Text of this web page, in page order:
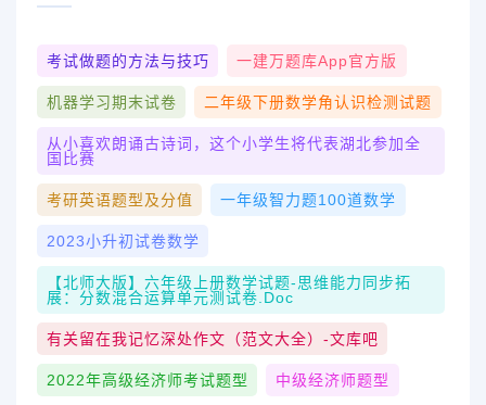
考试做题的方法与技巧 一建万题库app官方版
机器学习期末试卷 二年级下册数学角认识检测试题
从小喜欢朗诵古诗词，这个小学生将代表湖北参加全
国比赛
考研英语题型及分值 一年级智力题100道数学
2023小升初试卷数学
【北师大版】六年级上册数学试题-思维能力同步拓
展：分数混合运算单元测试卷.doc
有关留在我记忆深处作文（范文大全）-文库吧
2022年高级经济师考试题型 中级经济师题型